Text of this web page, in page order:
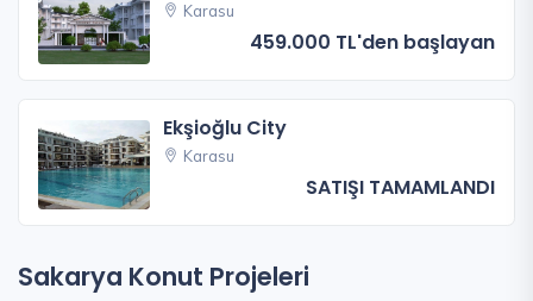
Karasu
459.000 TL'den başlayan
Ekşioğlu City
Karasu
SATIŞI TAMAMLANDI
Sakarya Konut Projeleri